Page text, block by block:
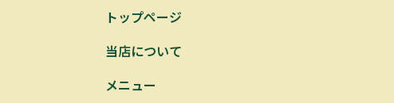
トップページ
当店について
メニュー